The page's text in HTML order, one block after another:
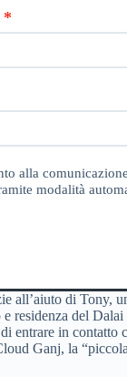
alla
modalità
all’aiuto di
residenza del
in
Ganj, la